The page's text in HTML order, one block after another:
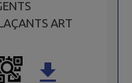
ART